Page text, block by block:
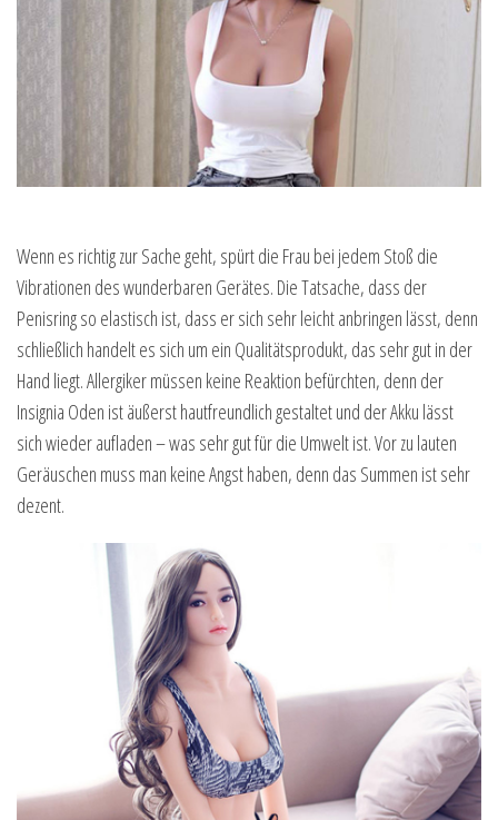
Wenn es richtig zur Sache geht, spürt die Frau bei jedem Stoß die
Vibrationen des wunderbaren Gerätes. Die Tatsache, dass der
Penisring so elastisch ist, dass er sich sehr leicht anbringen lässt, denn
schließlich handelt es sich um ein Qualitätsprodukt, das sehr gut in der
Hand liegt. Allergiker müssen keine Reaktion befürchten, denn der
Insignia Oden ist äußerst hautfreundlich gestaltet und der Akku lässt
sich wieder aufladen – was sehr gut für die Umwelt ist. Vor zu lauten
Geräuschen muss man keine Angst haben, denn das Summen ist sehr
dezent.